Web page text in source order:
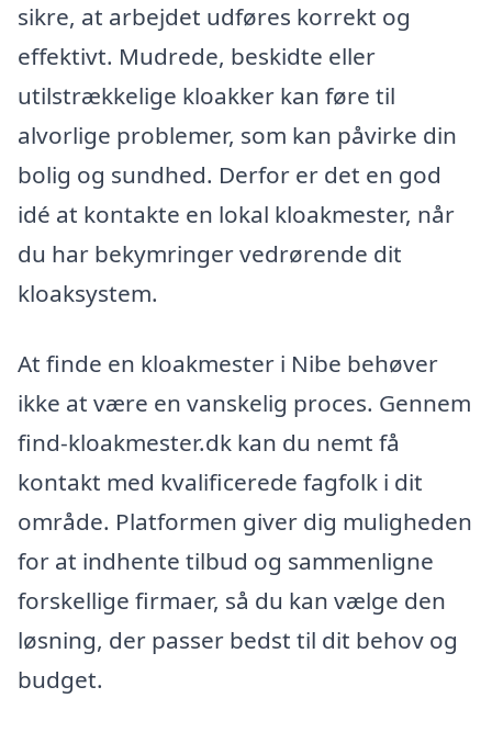
sikre, at arbejdet udføres korrekt og
effektivt. Mudrede, beskidte eller
utilstrækkelige kloakker kan føre til
alvorlige problemer, som kan påvirke din
bolig og sundhed. Derfor er det en god
idé at kontakte en lokal kloakmester, når
du har bekymringer vedrørende dit
kloaksystem.
At finde en kloakmester i Nibe behøver
ikke at være en vanskelig proces. Gennem
find-kloakmester.dk kan du nemt få
kontakt med kvalificerede fagfolk i dit
område. Platformen giver dig muligheden
for at indhente tilbud og sammenligne
forskellige firmaer, så du kan vælge den
løsning, der passer bedst til dit behov og
budget.